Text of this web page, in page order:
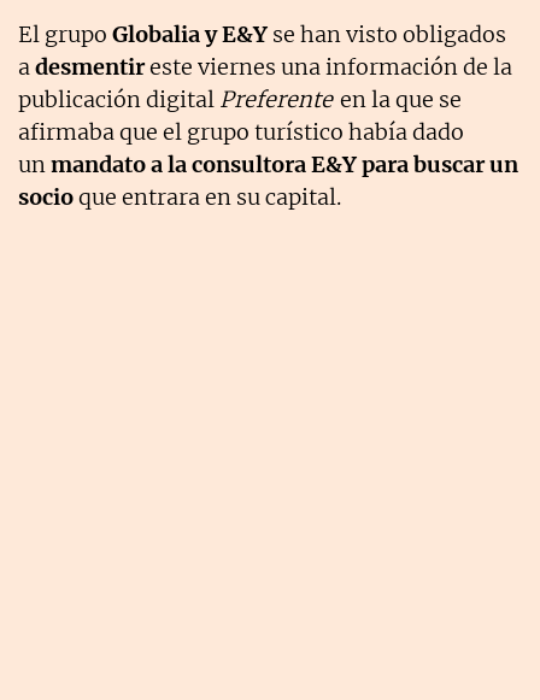
El grupo Globalia y E&Y se han visto obligados
adesmentireste viernes una información de la
publicación digital Preferente en la que se
afirmaba que el grupo turístico había dado
unmandato a la consultora E&Y para buscar un
socioque entrara en su capital.